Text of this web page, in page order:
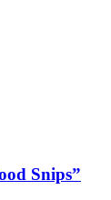
Snips”